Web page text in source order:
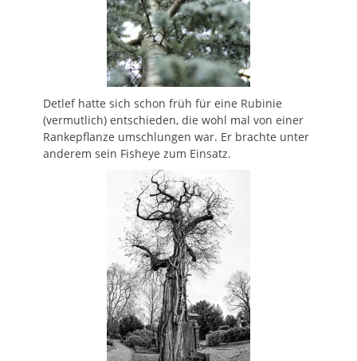
Detlef hatte sich schon früh für eine Rubinie
(vermutlich) entschieden, die wohl mal von einer
Rankepflanze umschlungen war. Er brachte unter
anderem sein Fisheye zum Einsatz.